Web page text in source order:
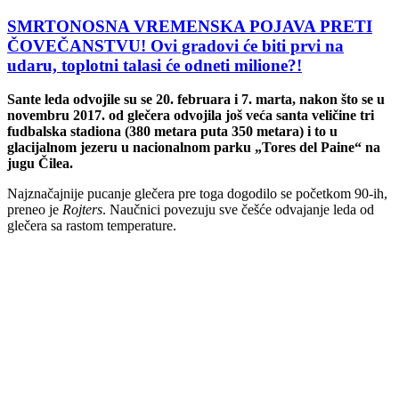
SMRTONOSNA VREMENSKA POJAVA PRETI
ČOVEČANSTVU! Ovi gradovi će biti prvi na
udaru, toplotni talasi će odneti milione?!
Sante leda odvojile su se 20. februara i 7. marta, nakon što se u
novembru 2017. od glečera odvojila još veća santa veličine tri
fudbalska stadiona (380 metara puta 350 metara) i to u
glacijalnom jezeru u nacionalnom parku „Tores del Paine“ na
jugu Čilea.
Najznačajnije pucanje glečera pre toga dogodilo se početkom 90-ih,
preneo je Rojters. Naučnici povezuju sve češće odvajanje leda od
glečera sa rastom temperature.